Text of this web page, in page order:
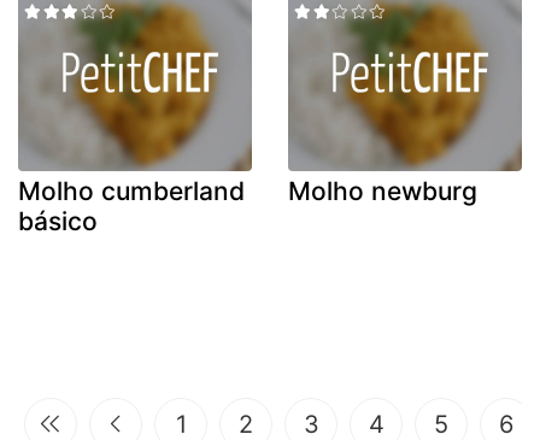
Molho cumberland
básico
Molho newburg
1 2 3 4 5 6